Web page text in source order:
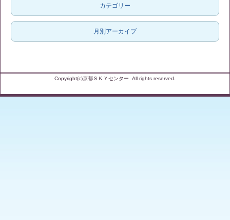
カテゴリー
月別アーカイブ
Copyright(c)京都ＳＫＹセンター .All rights reserved.